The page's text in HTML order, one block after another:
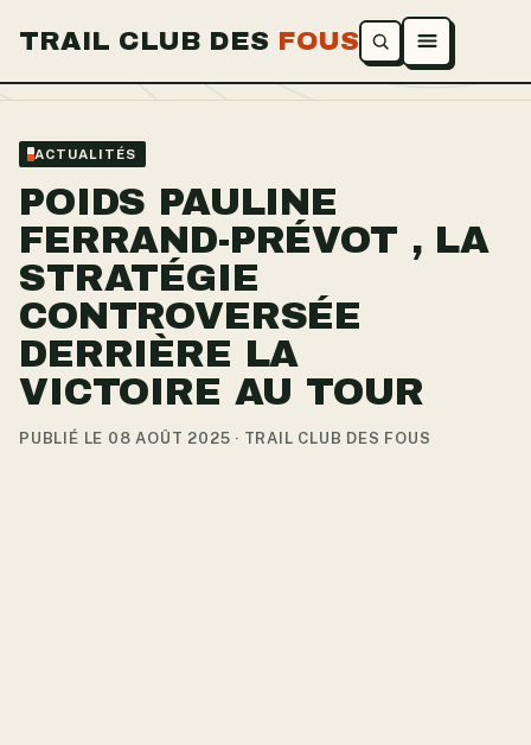
TRAIL CLUB DES FOUS Ouvrir le menu
ACTUALITÉS
POIDS PAULINE
FERRAND-PRÉVOT , LA
STRATÉGIE
CONTROVERSÉE
DERRIÈRE LA
VICTOIRE AU TOUR
PUBLIÉ LE 08 AOÛT 2025 · TRAIL CLUB DES FOUS